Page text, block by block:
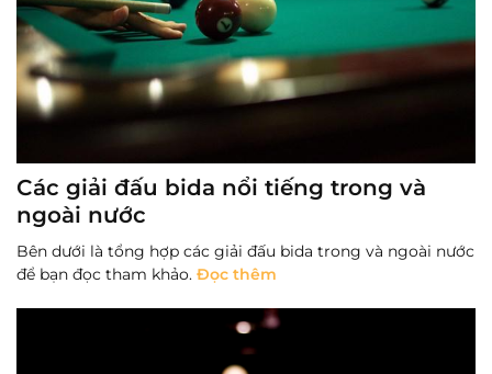
Các giải đấu bida nổi tiếng trong và
ngoài nước
Bên dưới là tổng hợp các giải đấu bida trong và ngoài nước
để bạn đọc tham khảo. Đọc thêm